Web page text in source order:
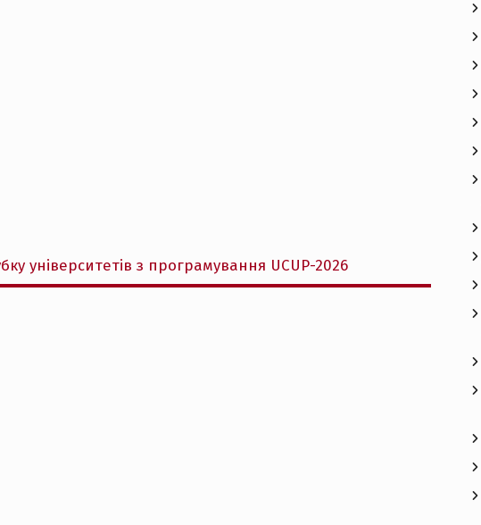
університетів з програмування UCUP-2026